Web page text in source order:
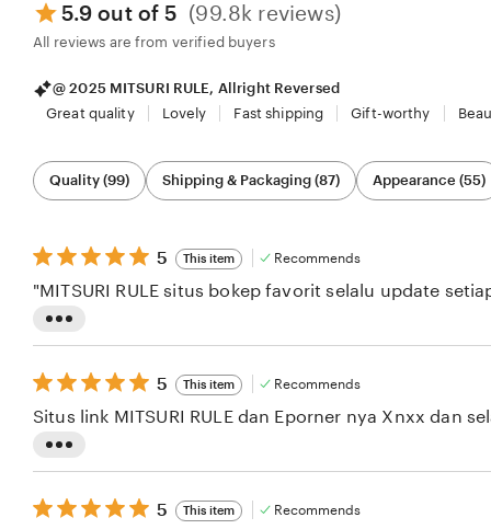
5.9 out of 5 (99.8k reviews)
All reviews are from verified buyers
@ 2025 MITSURI RULE, Allright Reversed
Great quality
Lovely Fast shipping Gift-worthy
Filter
by
category
Quality (99) Shipping & Packaging (87) Appearance (55)
5
of
5 This item Recommends
s
t
i
g
"MITSURI RULE situs bokep favorit selalu update
5
of
5 This item Recommends
s
Situs link MITSURI RULE dan Eporner nya Xnxx dan
5
5 This item Recommends